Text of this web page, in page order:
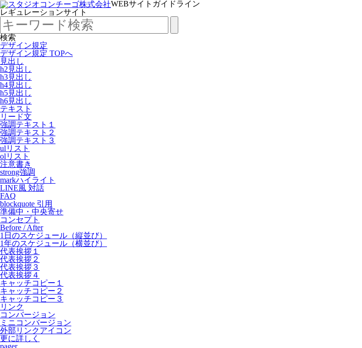
WEBサイトガイドライン
レギュレーションサイト
検索
デザイン規定
デザイン規定 TOPへ
見出し
h2見出し
h3見出し
h4見出し
h5見出し
h6見出し
テキスト
リード文
強調テキスト１
強調テキスト２
強調テキスト３
ulリスト
olリスト
注意書き
strong強調
markハイライト
LINE風 対話
FAQ
blockquote 引用
準備中・中央寄せ
コンセプト
Before / After
1日のスケジュール（縦並び）
1年のスケジュール（横並び）
代表挨拶１
代表挨拶２
代表挨拶３
代表挨拶４
キャッチコピー１
キャッチコピー２
キャッチコピー３
リンク
コンバージョン
ミニコンバージョン
外部リンクアイコン
更に詳しく